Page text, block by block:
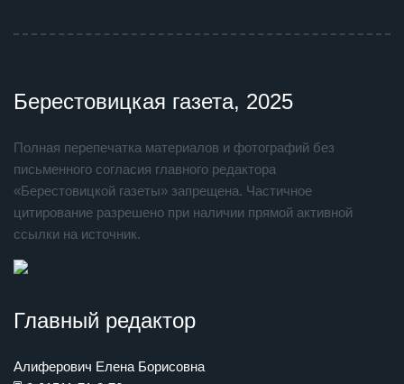
Берестовицкая газета, 2025
Полная перепечатка материалов и фотографий без
письменного согласия главного редактора
«Берестовицкой газеты» запрещена. Частичное
цитирование разрешено при наличии прямой активной
ссылки на источник.
Главный редактор
Алиферович Елена Борисовна